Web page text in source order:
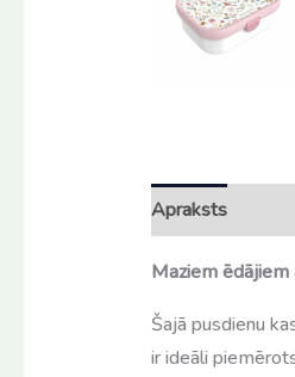
Apraksts
Maziem ēdājiem
Šajā pusdienu
ir ideāli